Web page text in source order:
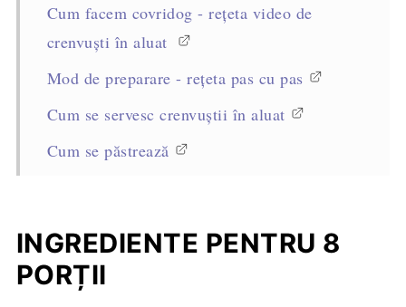
Cum facem covridog - rețeta video de
crenvuști în aluat
Mod de preparare - rețeta pas cu pas
Cum se servesc crenvuștii în aluat
Cum se păstrează
Rețete asemănătoare
Rețeta completă, cantități și mod de
INGREDIENTE PENTRU 8
PORȚII